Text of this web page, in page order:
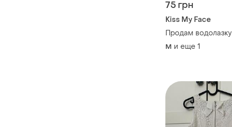
75 грн
Kiss My Face
Продам водолазку
M и еще 1